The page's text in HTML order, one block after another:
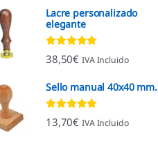
Lacre personalizado
elegante
Valorado con
4.92de 5
38,50€ IVA Incluido
Sello manual 40x40 mm.
Valorado con
4.96de 5
13,70€ IVA Incluido